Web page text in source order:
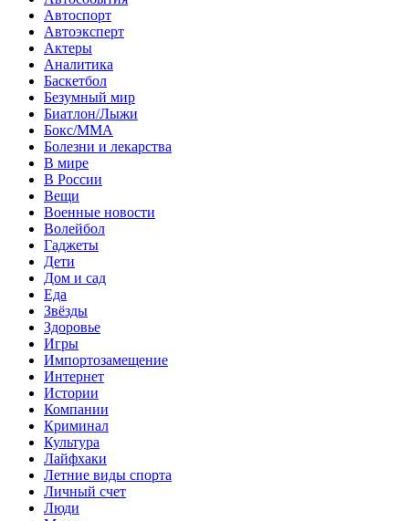
Автоспорт
Автоэксперт
Актеры
Аналитика
Баскетбол
Безумный мир
Биатлон/Лыжи
Бокс/MMA
Болезни и лекарства
В мире
В России
Вещи
Военные новости
Волейбол
Гаджеты
Дети
Дом и сад
Еда
Звёзды
Здоровье
Игры
Импортозамещение
Интернет
Истории
Компании
Криминал
Культура
Лайфхаки
Летние виды спорта
Личный счет
Люди